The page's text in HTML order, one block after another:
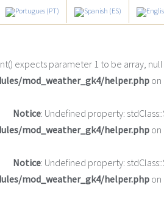
expects parameter 1 to be array, null
mod_weather_gk4/helper.phpon
Notice: Undefined property:
mod_weather_gk4/helper.phpon
Notice: Undefined property:
mod_weather_gk4/helper.phpon